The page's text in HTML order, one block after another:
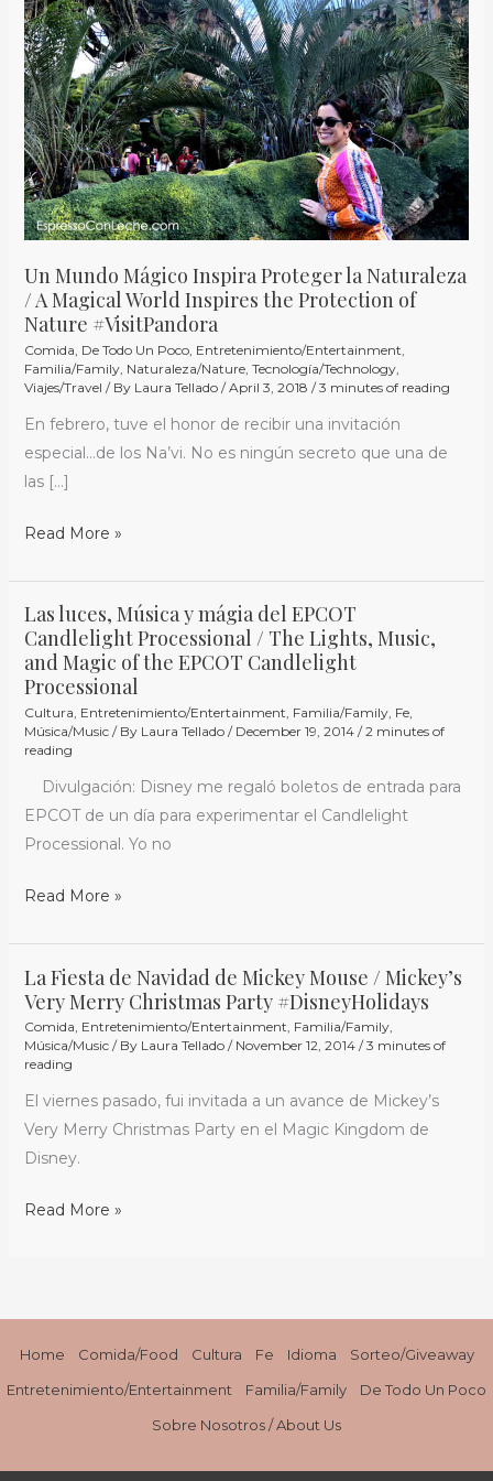
Un Mundo Mágico Inspira Proteger la Naturaleza
/ A Magical World Inspires the Protection of
Nature #VisitPandora
Comida De Todo Un Poco, Entretenimiento/Entertainment
Familia/Family, Naturaleza/Nature, Tecnología/Technology,
Viajes/Travel / By Laura Tellado /April 3, 2018 /3 minutes of reading
En febrero, tuve el honor de recibir una invitación
especial…de los Na’vi. No es ningún secreto que una de
las […]
Inspira
Proteger
la
Naturaleza
/
A
Magical
World
Inspires
Protection
of
Nature
#VisitPandora
Read More »
Las luces, Música y mágia del EPCOT
Candlelight Processional / The Lights, Music,
and Magic of the EPCOT Candlelight
Processional
Cultura, Entretenimiento/Entertainment, Familia/Family, Fe,
Música/Music/ By Laura Tellado / December 19, 2014/2 minutes of
reading
Divulgación: Disney me regaló boletos de entrada para
EPCOT de un día para experimentar el Candlelight
Processional. Yo no
Las
luces,
Música
mágia
del
EPCOT
Candlelight
Processional
The
and
Magic
of
the
EPCOT
Candlelight
Processional
Read More »
La Fiesta de Navidad de Mickey Mouse / Mickey’s
Very Merry Christmas Party #DisneyHolidays
Comida, Entretenimiento/Entertainment, Familia/Family,
Música/Music/ By Laura Tellado / November 12, 2014/3 minutes of
reading
El viernes pasado, fui invitada a un avance de Mickey’s
Very Merry Christmas Party en el Magic Kingdom de
Disney.
La
Fiesta
de
Navidad
de
Mickey
Mouse
Mickey’s
Party
#DisneyHolidays
Read More »
Home Comida/Food Cultura Fe Idioma
Sorteo/Giveaway
Entretenimiento/Entertainment
Familia/Family
De Todo Un Poco
Sobre Nosotros / About Us